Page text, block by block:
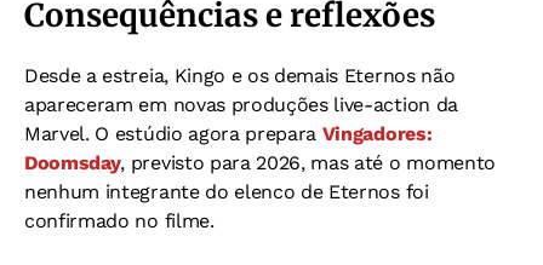
Consequências e reflexões
Desde a estreia, Kingo e os demais Eternos não
apareceram em novas produções live-action da
Marvel. O estúdio agora prepara Vingadores:
Doomsday, previsto para 2026, mas até o momento
nenhum integrante do elenco de Eternos foi
confirmado no filme.